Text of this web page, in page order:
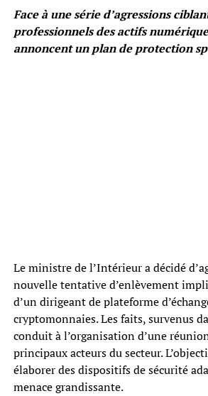
Face à une série d’agressions
professionnels des actifs
annoncent un plan de protection
Le ministre de l’Intérieur a décidé
nouvelle tentative d’enlèvement
d’un dirigeant de plateforme
cryptomonnaies. Les faits, survenus
conduit à l’organisation d’une
principaux acteurs du secteur.
élaborer des dispositifs de sécurité
menace grandissante.